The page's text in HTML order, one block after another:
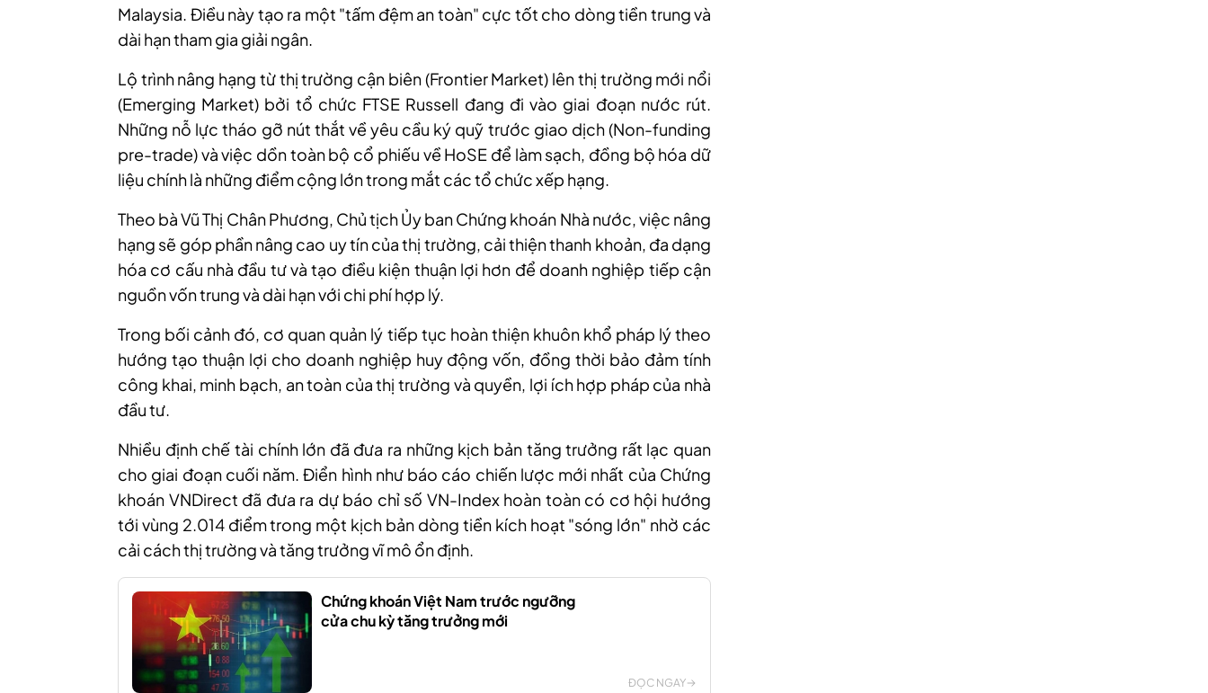
Malaysia. Điều này tạo ra một "tấm đệm an toàn" cực tốt cho dòng tiền trung và
dài hạn tham gia giải ngân.
Lộ trình nâng hạng từ thị trường cận biên (Frontier Market) lên thị trường mới nổi
(Emerging Market) bởi tổ chức FTSE Russell đang đi vào giai đoạn nước rút.
Những nỗ lực tháo gỡ nút thắt về yêu cầu ký quỹ trước giao dịch (Non-funding
pre-trade) và việc dồn toàn bộ cổ phiếu về HoSE để làm sạch, đồng bộ hóa dữ
liệu chính là những điểm cộng lớn trong mắt các tổ chức xếp hạng.
Theo bà Vũ Thị Chân Phương, Chủ tịch Ủy ban Chứng khoán Nhà nước,việc nâng
hạng sẽ góp phần nâng cao uy tín của thị trường, cải thiện thanh khoản, đa dạng
hóa cơ cấu nhà đầu tư và tạo điều kiện thuận lợi hơn để doanh nghiệp tiếp cận
nguồn vốn trung và dài hạn với chi phí hợp lý.
Trong bối cảnh đó, cơ quan quản lý tiếp tục hoàn thiện khuôn khổ pháp lý theo
hướng tạo thuận lợi cho doanh nghiệp huy động vốn, đồng thời bảo đảm tính
công khai, minh bạch, an toàn của thị trường và quyền, lợi ích hợp pháp của nhà
đầu tư.
Nhiều định chế tài chính lớn đã đưa ra những kịch bản tăng trưởng rất lạc quan
cho giai đoạn cuối năm. Điển hình như báo cáo chiến lược mới nhất của Chứng
khoán VNDirect đã đưa ra dự báo chỉ số VN-Index hoàn toàn có cơ hội hướng
tới vùng 2.014 điểm trong một kịch bản dòng tiền kích hoạt "sóng lớn" nhờ các
cải cách thị trường và tăng trưởng vĩ mô ổn định.
Chứng khoán Việt Nam trước ngưỡng
cửa chu kỳ tăng trưởng mới
ĐỌC NGAY